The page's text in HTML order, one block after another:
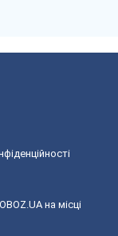
на місці